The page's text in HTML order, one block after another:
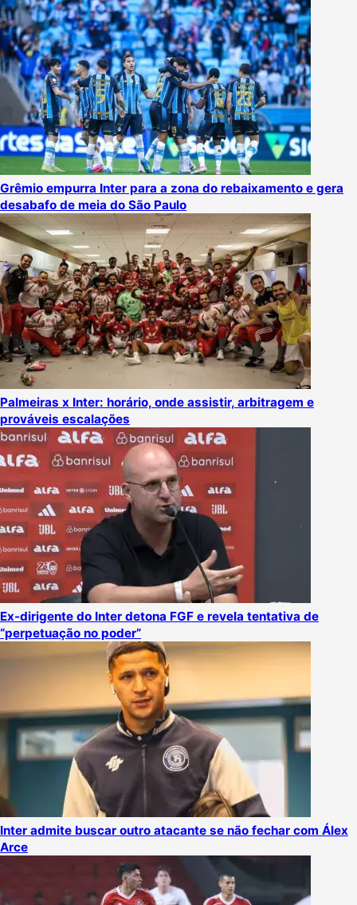
Grêmio empurra Inter para a zona do rebaixamento e gera
desabafo de meia do São Paulo
Palmeiras x Inter: horário, onde assistir, arbitragem e
prováveis escalações
Ex-dirigente do Inter detona FGF e revela tentativa de
“perpetuação no poder”
Inter admite buscar outro atacante se não fechar com Álex
Arce